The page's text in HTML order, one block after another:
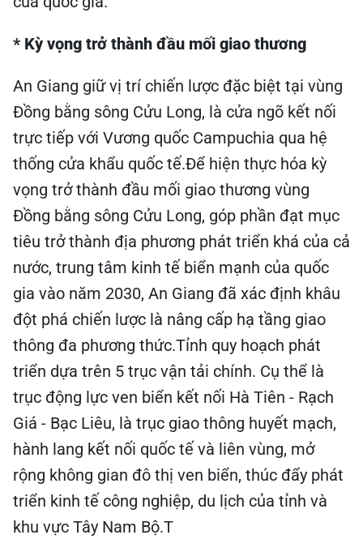
* Kỳ vọng trở thành đầu mối giao thương
An Giang giữ vị trí chiến lược đặc biệt tại vùng
Đồng bằng sông Cửu Long, là cửa ngõ kết nối
trực tiếp với Vương quốc Campuchia qua hệ
thống cửa khẩu quốc tế.Để hiện thực hóa kỳ
vọng trở thành đầu mối giao thương vùng
Đồng bằng sông Cửu Long, góp phần đạt mục
tiêu trở thành địa phương phát triển khá của cả
nước, trung tâm kinh tế biển mạnh của quốc
gia vào năm 2030, An Giang đã xác định khâu
đột phá chiến lược là nâng cấp hạ tầng giao
thông đa phương thức.Tỉnh quy hoạch phát
triển dựa trên 5 trục vận tải chính. Cụ thể là
trục động lực ven biển kết nối Hà Tiên - Rạch
Giá - Bạc Liêu, là trục giao thông huyết mạch,
hành lang kết nối quốc tế và liên vùng, mở
rộng không gian đô thị ven biển, thúc đẩy phát
triển kinh tế công nghiệp, du lịch của tỉnh và
khu vực Tây Nam Bộ.T